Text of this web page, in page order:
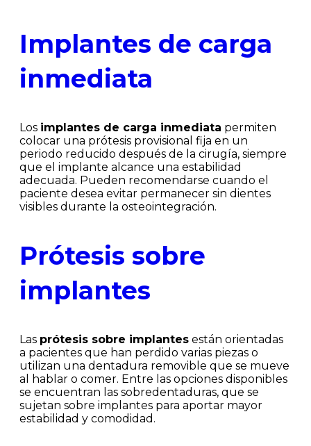
Implantes de carga
inmediata
Los implantes de carga inmediata permiten
colocar una prótesis provisional fija en un
periodo reducido después de la cirugía, siempre
que el implante alcance una estabilidad
adecuada. Pueden recomendarse cuando el
paciente desea evitar permanecer sin dientes
visibles durante la osteointegración.
Prótesis sobre
implantes
Las prótesis sobre implantes están orientadas
a pacientes que han perdido varias piezas o
utilizan una dentadura removible que se mueve
al hablar o comer. Entre las opciones disponibles
se encuentran las sobredentaduras, que se
sujetan sobre implantes para aportar mayor
estabilidad y comodidad.